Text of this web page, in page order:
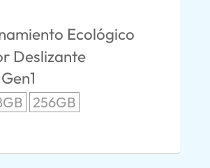
Ecológico
Deslizante
256GB